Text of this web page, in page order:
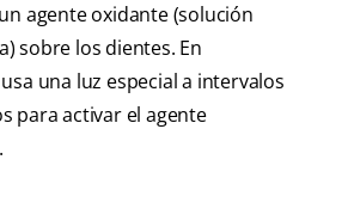
agente oxidante (solución
sobre los dientes. En
una luz especial a intervalos
para activar el agente